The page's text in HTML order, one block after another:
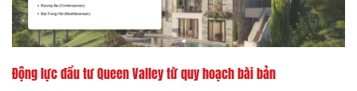
Động lực đầu tư Queen Valley từ quy hoạch bài bản